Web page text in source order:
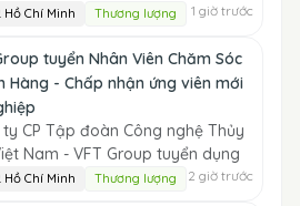
Hồ Chí Minh Thương lượng 1 giờ trước
tuyển Nhân Viên Chăm Sóc
Hàng - Chấp nhận ứng viên mới
ty CP Tập đoàn Công nghệ Thủy
Nam - VFT Group tuyển dụng
Hồ Chí Minh Thương lượng 2 giờ trước